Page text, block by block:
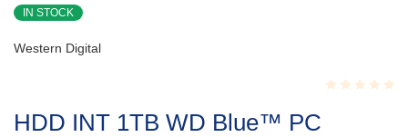
IN STOCK
Western Digital
HDD INT 1TB WD Blue™ PC